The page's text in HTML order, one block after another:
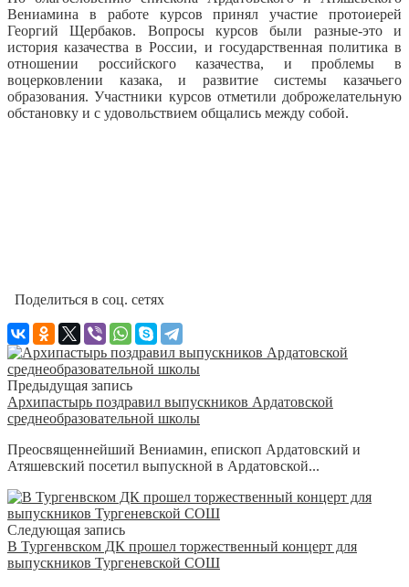
Вениамина в работе курсов принял участие протоиерей
Георгий Щербаков. Вопросы курсов были разные-это и
история казачества в России, и государственная политика в
отношении российского казачества, и проблемы в
воцерковлении казака, и развитие системы казачьего
образования. Участники курсов отметили доброжелательную
обстановку и с удовольствием общались между собой.
Поделиться в соц. сетях
Предыдущая запись
Архипастырь поздравил выпускников Ардатовской
среднеобразовательной школы
Преосвященнейший Вениамин, епископ Ардатовский и
Атяшевский посетил выпускной в Ардатовской...
Следующая запись
В Тургенвском ДК прошел торжественный концерт для
выпускников Тургеневской СОШ